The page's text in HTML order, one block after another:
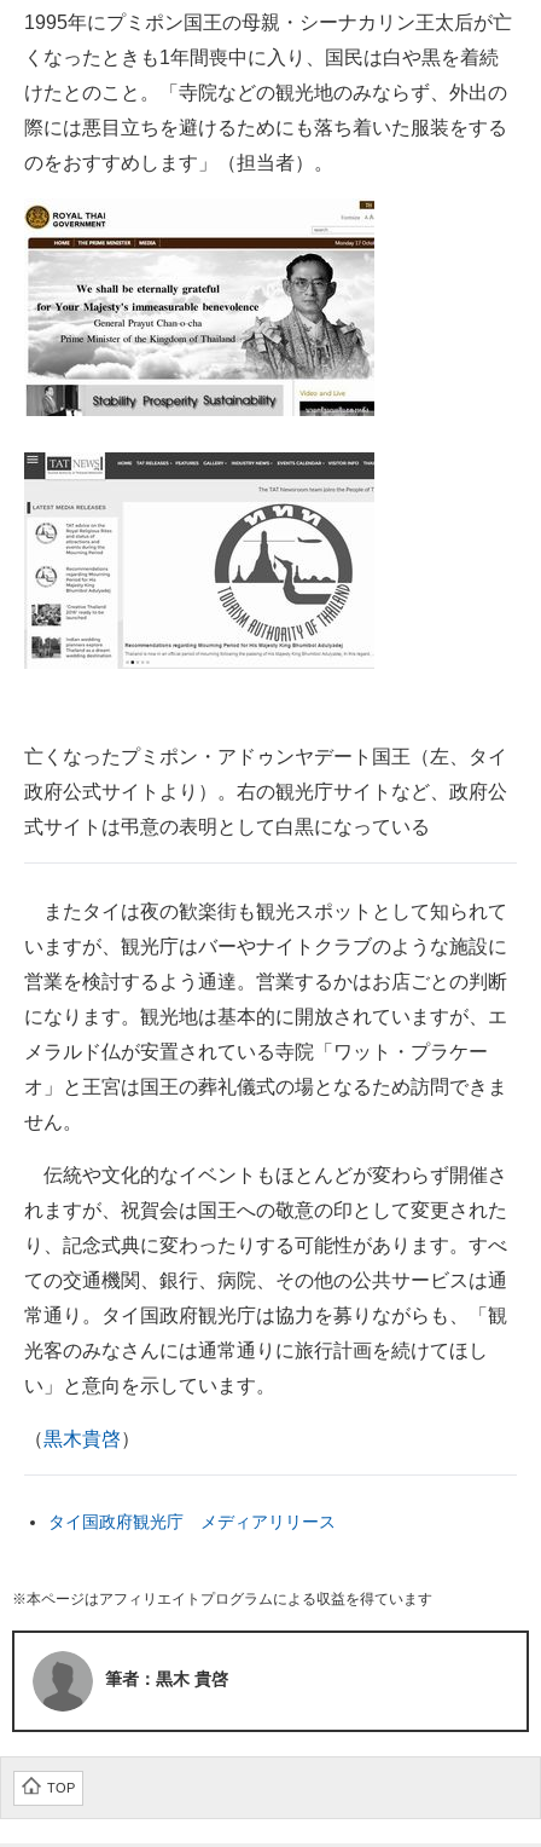
エネルギーの専門メディア
建設×テクノロジーの最前線
ちょっと気になるネットの話題
1995年にプミポン国王の母親・シーナカリン王太后が亡
くなったときも1年間喪中に入り、国民は白や黒を着続
けたとのこと。「寺院などの観光地のみならず、外出の
際には悪目立ちを避けるためにも落ち着いた服装をする
のをおすすめします」（担当者）。
亡くなったプミポン・アドゥンヤデート国王（左、タイ
政府公式サイトより）。右の観光庁サイトなど、政府公
式サイトは弔意の表明として白黒になっている
またタイは夜の歓楽街も観光スポットとして知られて
いますが、観光庁はバーやナイトクラブのような施設に
営業を検討するよう通達。営業するかはお店ごとの判断
になります。観光地は基本的に開放されていますが、エ
メラルド仏が安置されている寺院「ワット・プラケー
オ」と王宮は国王の葬礼儀式の場となるため訪問できま
せん。
伝統や文化的なイベントもほとんどが変わらず開催さ
れますが、祝賀会は国王への敬意の印として変更された
り、記念式典に変わったりする可能性があります。すべ
ての交通機関、銀行、病院、その他の公共サービスは通
常通り。タイ国政府観光庁は協力を募りながらも、「観
光客のみなさんには通常通りに旅行計画を続けてほし
い」と意向を示しています。
（黒木貴啓）
タイ国政府観光庁 メディアリリース
※本ページはアフィリエイトプログラムによる収益を得ています
筆者：黒木 貴啓
TOP